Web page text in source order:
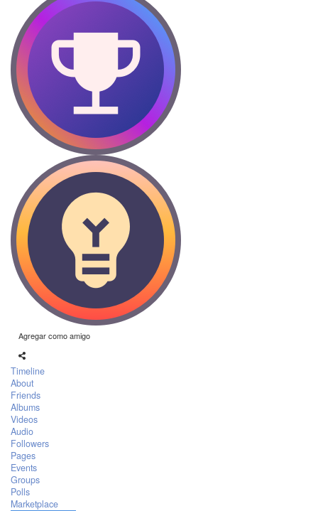
Agregar como amigo
Timeline
About
Friends
Albums
Videos
Audio
Followers
Pages
Events
Groups
Polls
Marketplace